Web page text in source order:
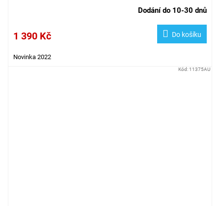
Dodání do 10-30 dnů
1 390 Kč Do košíku
Novinka 2022
Kód: 11375AU